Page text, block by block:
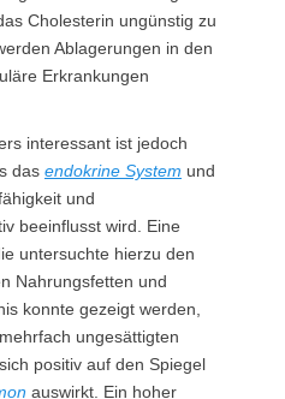
Cholesterin ungünstig zu
Ablagerungen in den
Erkrankungen
interessant ist jedoch
das endokrine System und
und
beeinflusst wird. Eine
untersuchte hierzu den
Nahrungsfetten und
konnte gezeigt werden,
ungesättigten
positiv auf den Spiegel
auswirkt. Ein hoher